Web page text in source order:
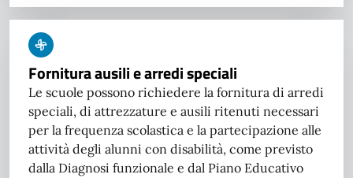
Fornitura ausili e arredi speciali
Le scuole possono richiedere la fornitura di arredi
speciali, di attrezzature e ausili ritenuti necessari
per la frequenza scolastica e la partecipazione alle
attività degli alunni con disabilità, come previsto
dalla Diagnosi funzionale e dal Piano Educativo